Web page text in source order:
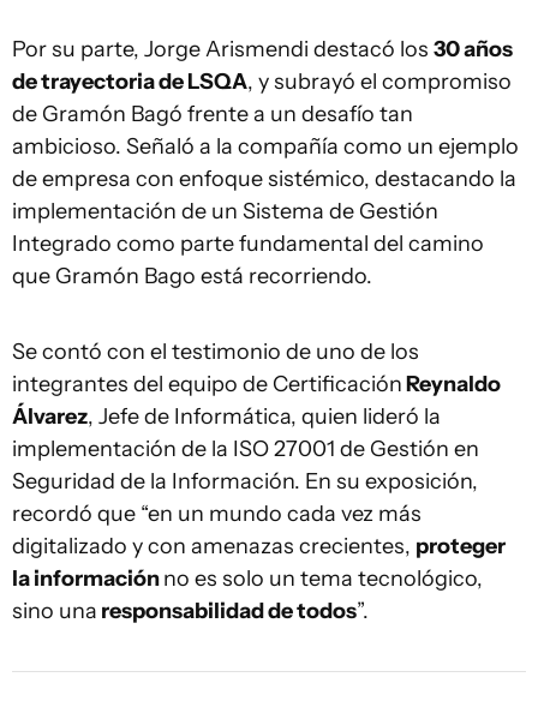
Por su parte, Jorge Arismendi destacó los 30 años
de trayectoria de LSQA, y subrayó el compromiso
de Gramón Bagó frente a un desafío tan
ambicioso. Señaló a la compañía como un ejemplo
de empresa con enfoque sistémico, destacando la
implementación de un Sistema de Gestión
Integrado como parte fundamental del camino
que Gramón Bago está recorriendo.
Se contó con el testimonio de uno de los
integrantes del equipo de CertificaciónReynaldo
Álvarez, Jefe de Informática, quien lideró la
implementación de la ISO 27001 de Gestión en
Seguridad de la Información. En su exposición,
recordó que “en un mundo cada vez más
digitalizado y con amenazas crecientes, proteger
la informaciónno es solo un tema tecnológico,
sino una responsabilidad de todos”.